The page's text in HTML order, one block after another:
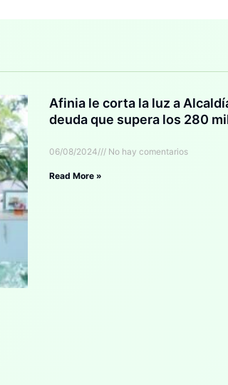
Afinia le corta la luz a
deuda que supera los 280
06/08/2024 No hay comentarios
Read More »